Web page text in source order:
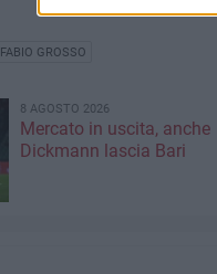
FABIO GROSSO
8 AGOSTO 2026
Mercato in uscita, anche
Dickmann lascia Bari